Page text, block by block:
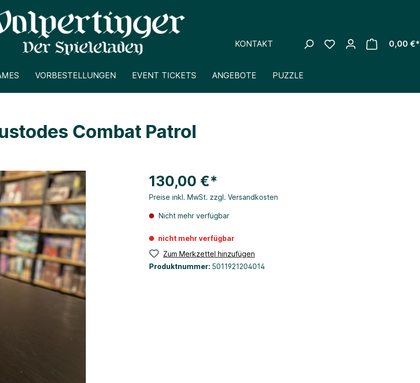
0,00 €*
KONTAKT
VORBESTELLUNGEN EVENT TICKETS ANGEBOTE PUZZLE
Combat Patrol
130,00 €*
Preise inkl. MwSt. zzgl. Versandkosten
Nicht mehr verfügbar
nicht mehr verfügbar
Zum Merkzettel hinzufügen
Produktnummer: 5011921204014